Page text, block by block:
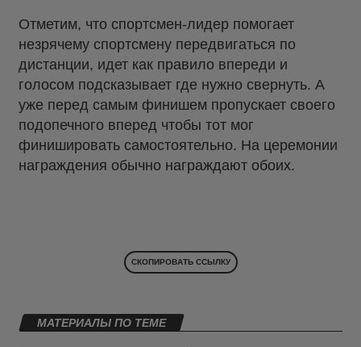
Отметим, что спортсмен-лидер помогает
незрячему спортсмену передвигаться по
дистанции, идет как правило впереди и
голосом подсказывает где нужно свернуть. А
уже перед самым финишем пропускает своего
подопечного вперед чтобы тот мог
финишировать самостоятельно. На церемонии
награждения обычно награждают обоих.
СКОПИРОВАТЬ ССЫЛКУ
МАТЕРИАЛЫ ПО ТЕМЕ